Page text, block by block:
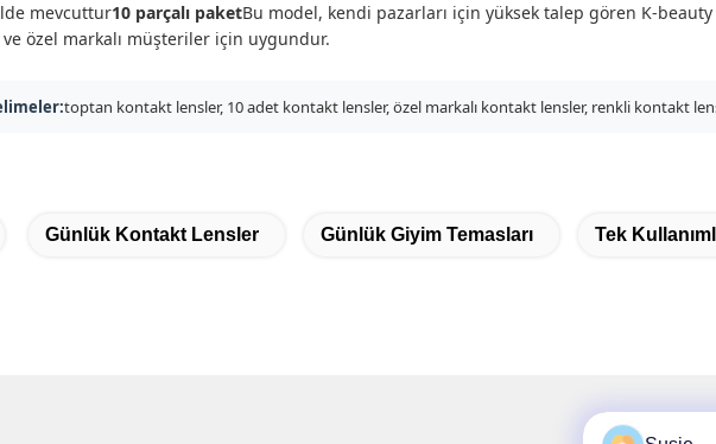
mevcuttur10 parçalı paketBu model, kendi pazarları için yüksek talep gören K-
özel markalı müşteriler için uygundur.
toptan kontakt lensler, 10 adet kontakt lensler, özel markalı kontakt lensler, renkli kontakt
Günlük Kontakt Lensler Günlük Giyim Temasları Tek